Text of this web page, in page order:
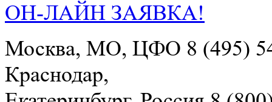
ОН-ЛАЙН ЗАЯВКА!
Москва, МО, ЦФО 8 (495)
Краснодар,